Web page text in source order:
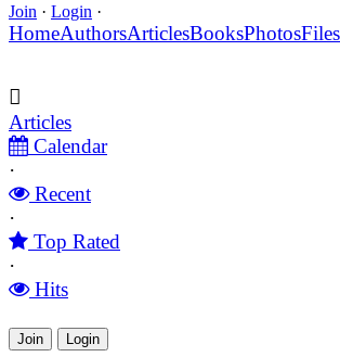
Join · Login ·
HomeAuthorsArticlesBooksPhotosFiles
Articles
Calendar
·
Recent
·
Top Rated
·
Hits
Join Login